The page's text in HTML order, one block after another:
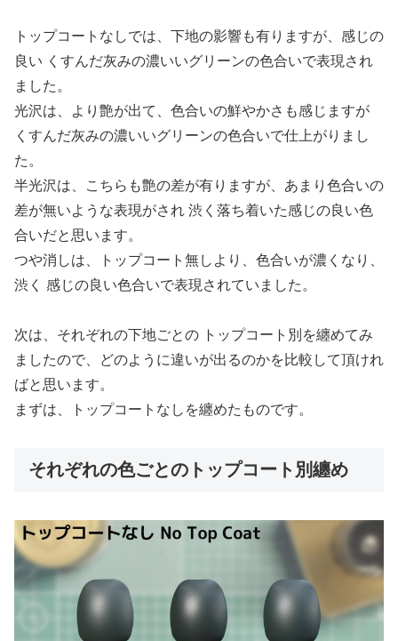
トップコートなしでは、下地の影響も有りますが、感じの
良い くすんだ灰みの濃いいグリーンの色合いで表現され
ました。
光沢は、より艶が出て、色合いの鮮やかさも感じますが
くすんだ灰みの濃いいグリーンの色合いで仕上がりまし
た。
半光沢は、こちらも艶の差が有りますが、あまり色合いの
差が無いような表現がされ 渋く落ち着いた感じの良い色
合いだと思います。
つや消しは、トップコート無しより、色合いが濃くなり、
渋く 感じの良い色合いで表現されていました。
次は、それぞれの下地ごとの トップコート別を纏めてみ
ましたので、どのように違いが出るのかを比較して頂けれ
ばと思います。
まずは、トップコートなしを纏めたものです。
それぞれの色ごとのトップコート別纏め